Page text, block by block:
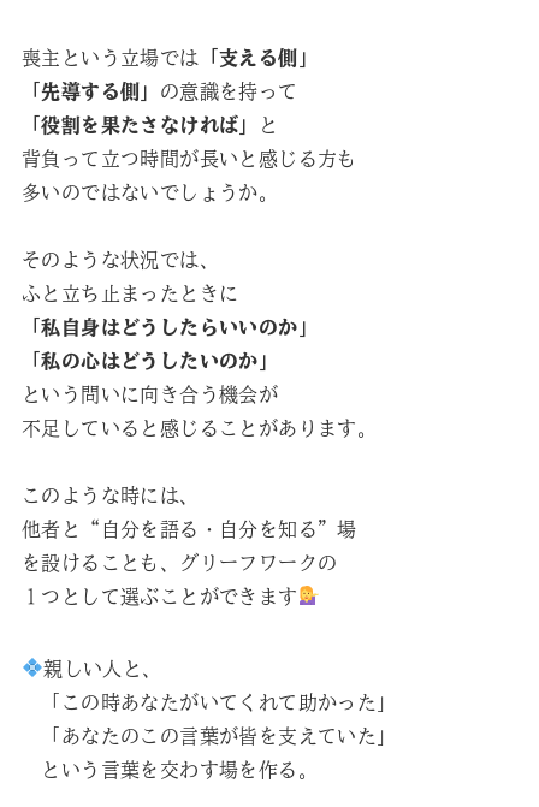
喪主という立場では 「支える側」
「先導する側」 の意識を持って
「役割を果たさなければ」
と
背負って立つ時間が長いと感じる方も
多いのではないでしょうか。
そのような状況では、
ふと立ち止まったときに
「私自身はどうしたらいいのか」
「私の心はどうしたいのか」
という問いに向き合う機会が
不足していると感じることがあります。
このような時には、
他者と“自分を語る・自分を知る”場
を設けることも、グリーフワークの
１つとして選ぶことができます
親しい人と、
「この時あなたがいてくれて助かった」
「あなたのこの言葉が皆を支えていた」
という言葉を交わす場を作る。